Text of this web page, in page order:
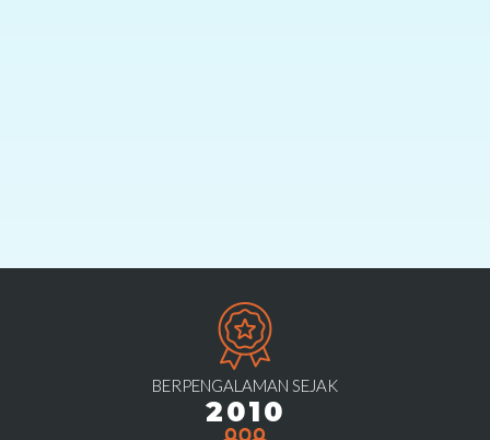
BERPENGALAMAN SEJAK
2010